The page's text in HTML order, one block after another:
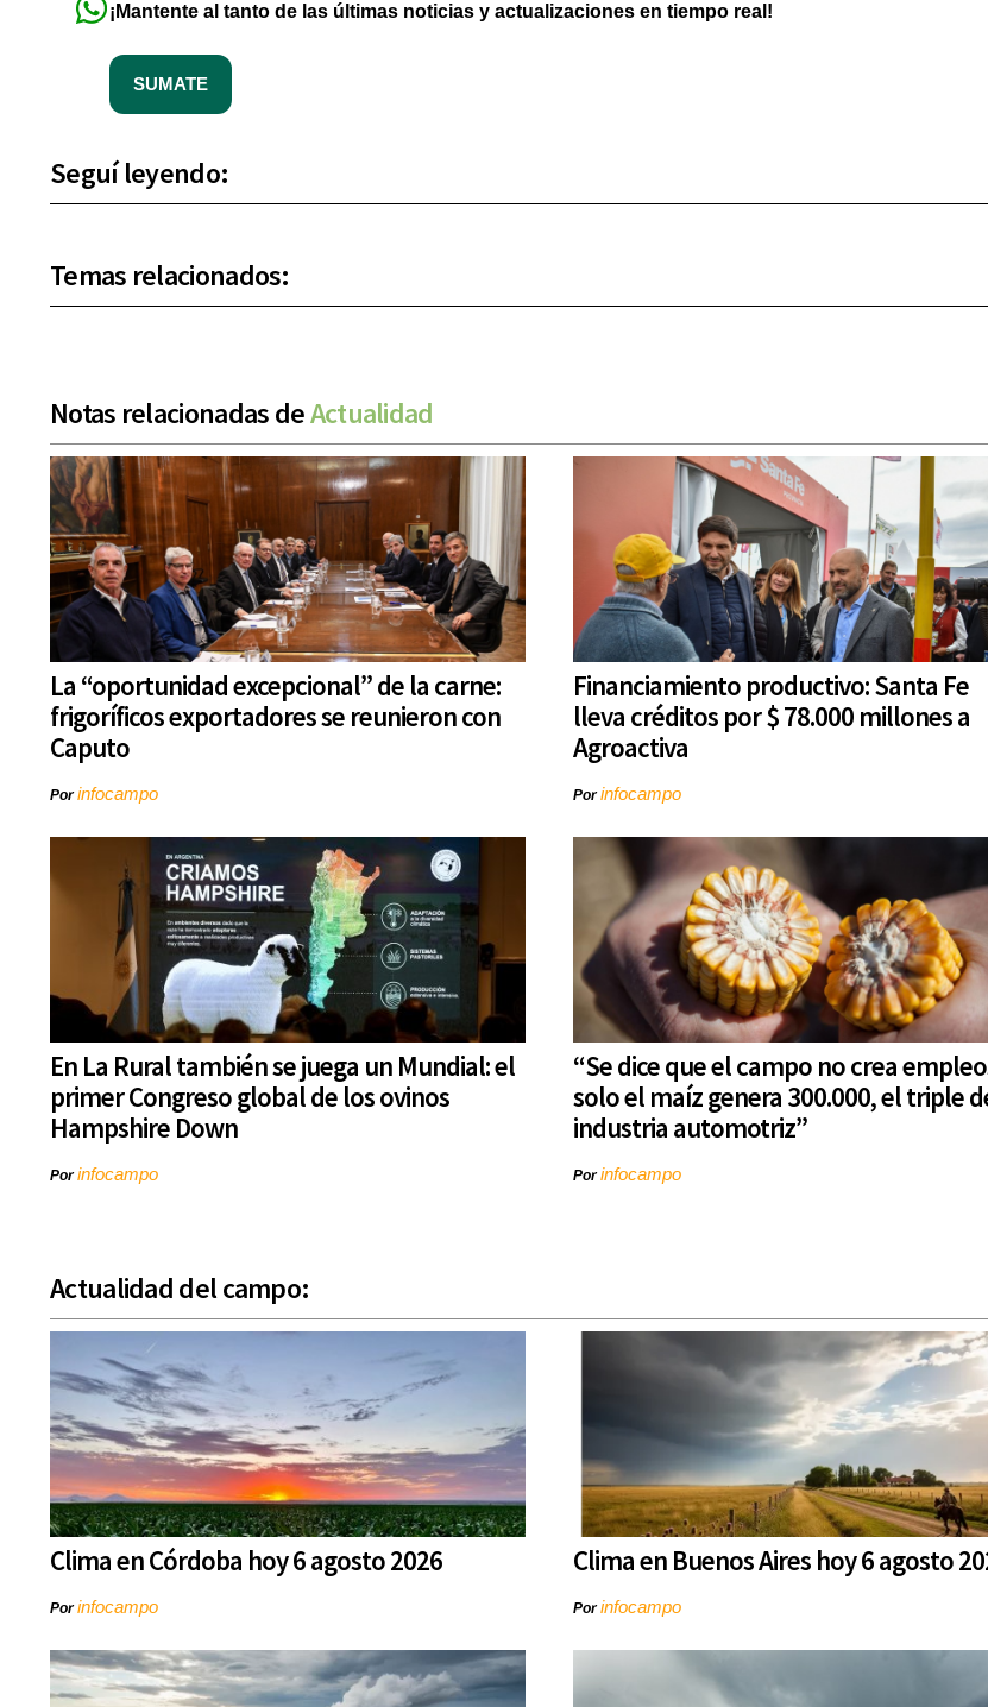
¡Mantente al tanto de las últimas noticias y actualizaciones en tiempo real!
SUMATE
Seguí leyendo:
Temas relacionados:
Notas relacionadas deActualidad
La “oportunidad excepcional” de la carne:
frigoríficos exportadores se reunieron con
Caputo
Porinfocampo
Financiamiento productivo: Santa Fe
lleva créditos por $ 78.000 millones a
Agroactiva
Porinfocampo
En La Rural también se juega un Mundial: el
primer Congreso global de los ovinos
Hampshire Down
Porinfocampo
“Se dice que el campo no crea
solo el maíz genera 300.000, el triple
industria automotriz”
Porinfocampo
Actualidad del campo:
Clima en Córdoba hoy 6 agosto 2026
Porinfocampo
Clima en Buenos Aires hoy 6 agosto
Porinfocampo